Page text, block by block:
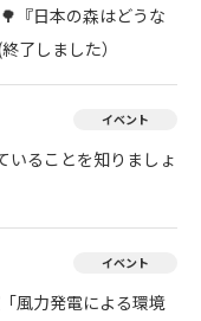
『日本の森はどうな
了しました）
イベント
いることを知りましょ
イベント
風力発電による環境